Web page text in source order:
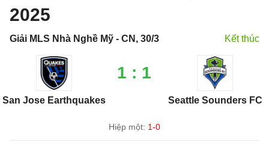
2025
Giải MLS Nhà Nghề Mỹ - CN, 30/3 Kết thúc
San Jose Earthquakes
1 : 1
Seattle Sounders FC
Hiệp một: 1-0